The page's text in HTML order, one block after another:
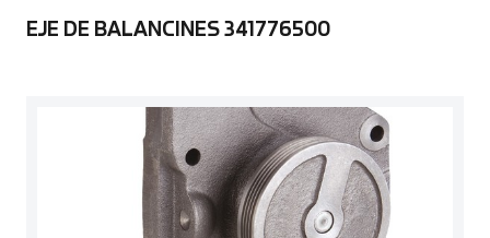
EJE DE BALANCINES 341776500